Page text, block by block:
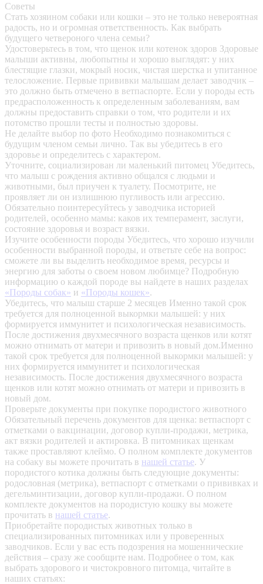
Советы
Стать хозяином собаки или кошки – это не только невероятная
радость, но и огромная ответственность. Как выбрать
будущего четвероного члена семьи?
Удостоверьтесь в том, что щенок или котенок здоров Здоровые
малыши активны, любопытны и хорошо выглядят: у них
блестящие глазки, мокрый носик, чистая шерстка и упитанное
телосложение. Первые прививки малышам делает заводчик –
это должно быть отмечено в ветпаспорте. Если у породы есть
предрасположенность к определенным заболеваниям, вам
должны предоставить справки о том, что родители и их
потомство прошли тесты и полностью здоровы.
Не делайте выбор по фото Необходимо познакомиться с
будущим членом семьи лично. Так вы убедитесь в его
здоровье и определитесь с характером.
Уточните, социализирован ли маленький питомец Убедитесь,
что малыш с рождения активно общался с людьми и
животными, был приучен к туалету. Посмотрите, не
проявляет ли он излишнюю пугливость или агрессию.
Обязательно поинтересуйтесь у заводчика историей
родителей, особенно мамы: каков их темперамент, заслуги,
состояние здоровья и возраст вязки.
Изучите особенности породы Убедитесь, что хорошо изучили
особенности выбранной породы, и ответьте себе на вопрос:
сможете ли вы выделить необходимое время, ресурсы и
энергию для заботы о своем новом любимце? Подробную
информацию о каждой породе вы найдете в наших разделах
«Породы собак» и «Породы кошек».
Убедитесь, что малыш старше 2 месяцев Именно такой срок
требуется для полноценной выкормки малышей: у них
формируется иммунитет и психологическая независимость.
После достижения двухмесячного возраста щенков или котят
можно отнимать от матери и привозить в новый дом.Именно
такой срок требуется для полноценной выкормки малышей: у
них формируется иммунитет и психологическая
независимость. После достижения двухмесячного возраста
щенков или котят можно отнимать от матери и привозить в
новый дом.
Проверьте документы при покупке породистого животного
Обязательный перечень документов для щенка: ветпаспорт с
отметками о вакцинации, договор купли-продажи, метрика,
акт вязки родителей и актировка. В питомниках щенкам
также проставляют клеймо. О полном комплекте документов
на собаку вы можете прочитать в нашей статье. У
породистого котика должны быть следующие документы:
родословная (метрика), ветпаспорт с отметками о прививках и
дегельминтизации, договор купли-продажи. О полном
комплекте документов на породистую кошку вы можете
прочитать в нашей статье.
Приобретайте породистых животных только в
специализированных питомниках или у проверенных
заводчиков. Если у вас есть подозрения на мошеннические
действия – сразу же сообщите нам. Подробнее о том, как
выбрать здорового и чистокровного питомца, читайте в
наших статьях: